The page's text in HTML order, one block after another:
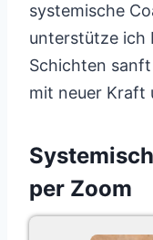
systemische
unterstütze ich
Schichten
mit neuer Kraft
per Zoom